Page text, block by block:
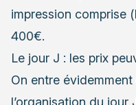
impression comprise
400€.
Le jour J : les prix
On entre
l’organisation du jour